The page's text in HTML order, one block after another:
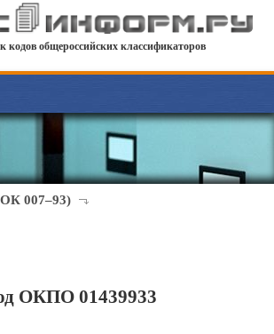
кодов общероссийских классификаторов
007–93)
ОКПО 01439933